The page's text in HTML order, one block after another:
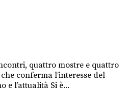
quattro mostre e quattro
conferma l’interesse del
l’attualità Si è...